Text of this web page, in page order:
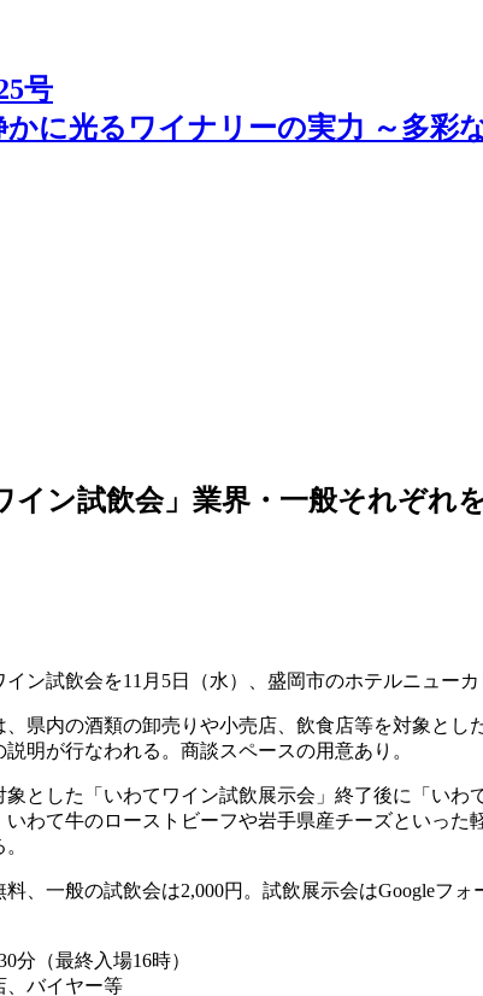
号
に光るワイナリーの実力 ～多彩
イン試飲会」業界・一般それぞれ
ン試飲会を11月5日（水）、盛岡市のホテルニュー
、県内の酒類の卸売りや小売店、飲食店等を対象と
明が行なわれる。商談スペースの用意あり。
とした「いわてワイン試飲展示会」終了後に「い
わて牛のローストビーフや岩手県産チーズといっ
、一般の試飲会は2,000円。試飲展示会はGoogleフ
分（最終入場16時）
、バイヤー等